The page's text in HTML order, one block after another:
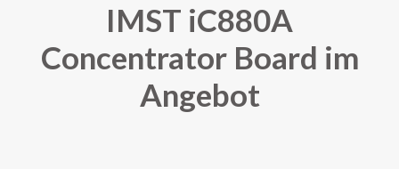
IMST iC880A
Concentrator Board im
Angebot